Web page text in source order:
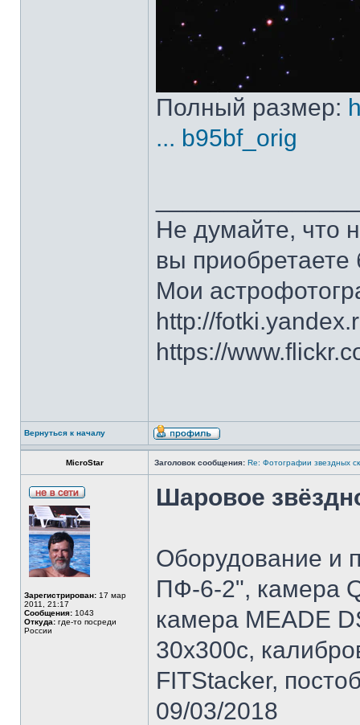
Полный размер:
... b95bf_orig
Не думайте, что
вы
Мои
http://
https://
Вернуться к началу
MicroStar Заголовок сообщения: Re: Фотографии звездных
Зарегистрирован: 17 мар
2011, 21:17
Сообщения: 1043
Откуда: где-то посреди
России
Шаровое
Оборудование и
ПФ-6-2", камера
камера MEADE
30х300с,
FITStacker,
09/03/2018